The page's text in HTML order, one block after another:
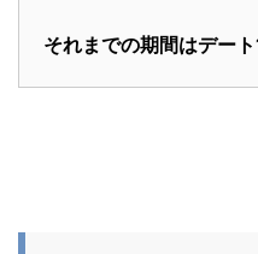
それまでの期間はデー